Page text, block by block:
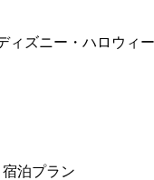
ズニー・ハロウィ
泊プラン